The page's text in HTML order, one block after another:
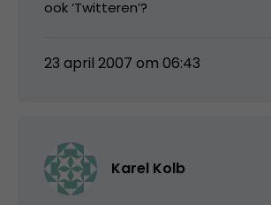
ook ‘Twitteren’?
23 april 2007 om 06:43
Karel Kolb